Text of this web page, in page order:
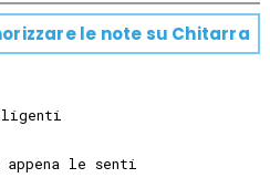
le note su Chitarra
le senti